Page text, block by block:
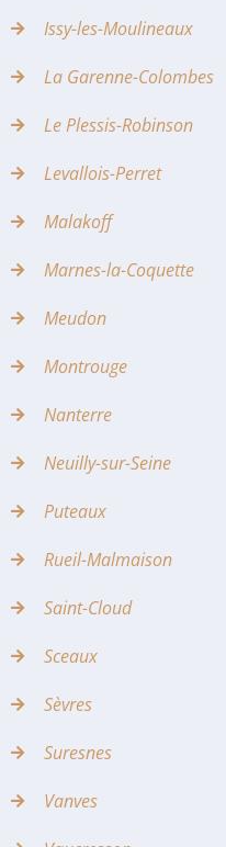
Issy-les-Moulineaux
La Garenne-Colombes
Le Plessis-Robinson
Levallois-Perret
Malakoff
Marnes-la-Coquette
Meudon
Montrouge
Nanterre
Neuilly-sur-Seine
Puteaux
Rueil-Malmaison
Saint-Cloud
Sceaux
Sèvres
Suresnes
Vanves